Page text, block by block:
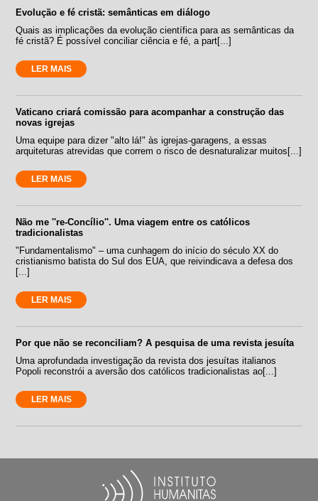
Evolução e fé cristã: semânticas em diálogo
Quais as implicações da evolução científica para as semânticas da
fé cristã? É possível conciliar ciência e fé, a part[...]
LER MAIS
Vaticano criará comissão para acompanhar a construção das
novas igrejas
Uma equipe para dizer "alto lá!" às igrejas-garagens, a essas
arquiteturas atrevidas que correm o risco de desnaturalizar muitos[...]
LER MAIS
Não me ''re-Concílio''. Uma viagem entre os católicos
tradicionalistas
"Fundamentalismo" – uma cunhagem do início do século XX do
cristianismo batista do Sul dos EUA, que reivindicava a defesa dos
[...]
LER MAIS
Por que não se reconciliam? A pesquisa de uma revista jesuíta
Uma aprofundada investigação da revista dos jesuítas italianos
Popoli reconstrói a aversão dos católicos tradicionalistas ao[...]
LER MAIS